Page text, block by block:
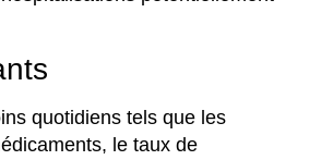
quotidiens tels que les
le taux de